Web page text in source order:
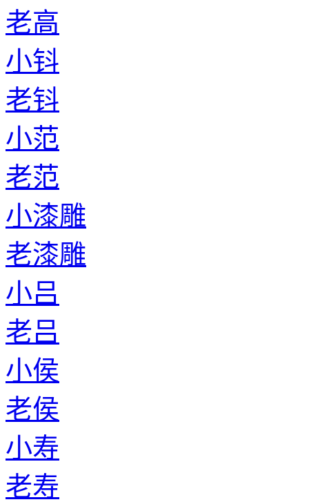
老高
小钭
老钭
小范
老范
小漆雕
老漆雕
小吕
老吕
小侯
老侯
小寿
老寿